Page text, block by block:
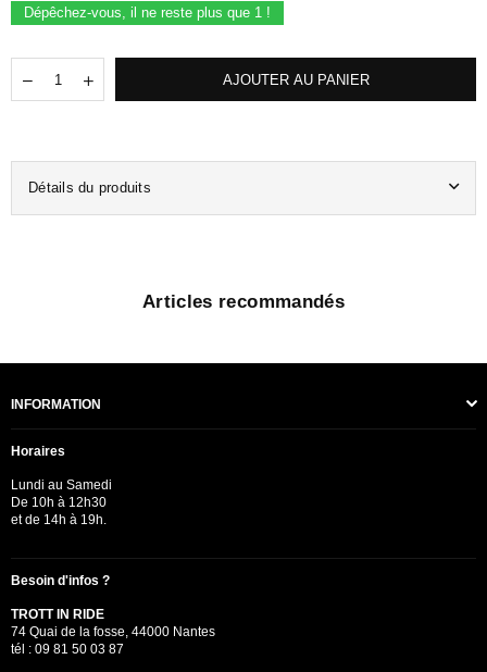
Dépêchez-vous, il ne reste plus que 1 !
Translation
missing:
Translation
missing:
AJOUTER AU PANIER
Détails du produits
Articles recommandés
INFORMATION
Horaires
Lundi au Samedi
De 10h à 12h30
et de 14h à 19h.
Besoin d'infos ?
TROTT IN RIDE
74 Quai de la fosse, 44000 Nantes
tél : 09 81 50 03 87